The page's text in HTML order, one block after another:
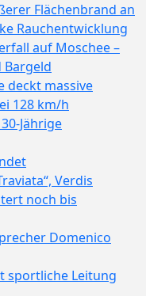
Flächenbrand an
Rauchentwicklung
auf Moschee –
Bargeld
deckt massive
128 km/h
Jährige
Verdis
noch bis
Domenico
sportliche Leitung